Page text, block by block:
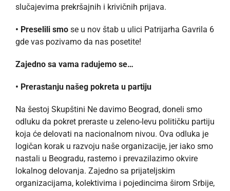
slučajevima prekršajnih i krivičnih prijava.
• Preselili smo se u nov štab u ulici Patrijarha Gavrila 6
gde vas pozivamo da nas posetite!
Zajedno sa vama radujemo se…
• Prerastanju našeg pokreta u partiju
Na šestoj Skupštini Ne davimo Beograd, doneli smo
odluku da pokret preraste u zeleno-levu političku partiju
koja će delovati na nacionalnom nivou. Ova odluka je
logičan korak u razvoju naše organizacije, jer iako smo
nastali u Beogradu, rastemo i prevazilazimo okvire
lokalnog delovanja. Zajedno sa prijateljskim
organizacijama, kolektivima i pojedincima širom Srbije,